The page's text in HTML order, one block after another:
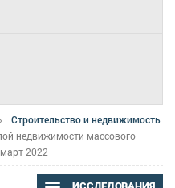
Строительство и недвижимость
недвижимости массового
2022